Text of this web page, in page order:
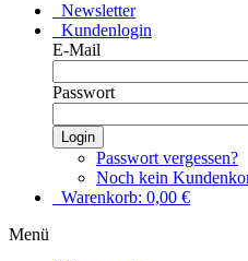
Newsletter
Kundenlogin
E-Mail
Passwort
Login
Passwort vergessen?
Noch kein
Warenkorb: 0,00 €
Menü